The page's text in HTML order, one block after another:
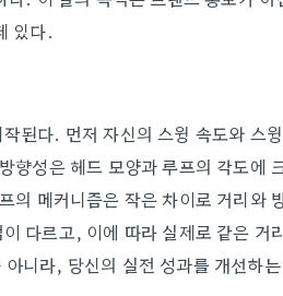
있다.
된다. 먼저 자신의 스윙 속도와 스
향성은 헤드 모양과 루프의 각도에
의 메커니즘은 작은 차이로 거리와
다르고, 이에 따라 실제로 같은 거
니라, 당신의 실전 성과를 개선하